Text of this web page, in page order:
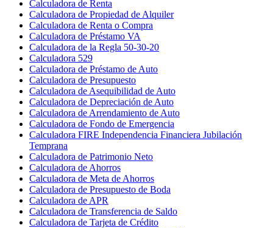
Calculadora de Renta
Calculadora de Propiedad de Alquiler
Calculadora de Renta o Compra
Calculadora de Préstamo VA
Calculadora de la Regla 50-30-20
Calculadora 529
Calculadora de Préstamo de Auto
Calculadora de Presupuesto
Calculadora de Asequibilidad de Auto
Calculadora de Depreciación de Auto
Calculadora de Arrendamiento de Auto
Calculadora de Fondo de Emergencia
Calculadora FIRE Independencia Financiera Jubilación
Temprana
Calculadora de Patrimonio Neto
Calculadora de Ahorros
Calculadora de Meta de Ahorros
Calculadora de Presupuesto de Boda
Calculadora de APR
Calculadora de Transferencia de Saldo
Calculadora de Tarjeta de Crédito